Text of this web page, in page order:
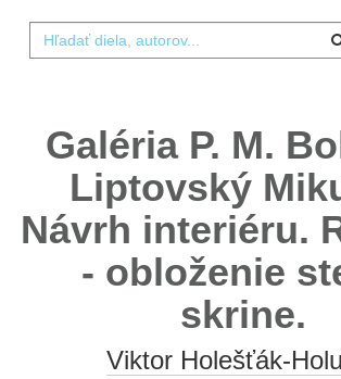
Galéria P. M.
Liptovský
Návrh interiéru.
- obloženie
skrine.
Viktor Holešťák-